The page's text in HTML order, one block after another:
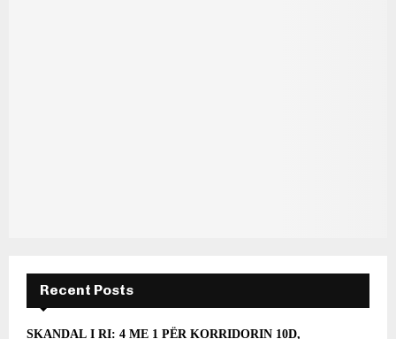
Recent Posts
SKANDAL I RI: 4 ME 1 PËR KORRIDORIN 10D,